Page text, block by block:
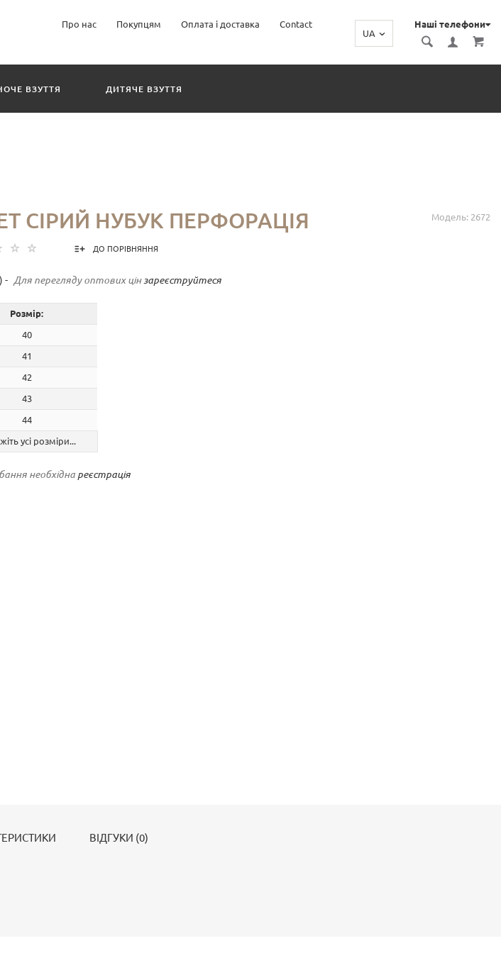
Наші телефони
UA
Про нас Покупцям Оплата і доставка Contact
ВЗУТТЯ ДИТЯЧЕ ВЗУТТЯ
Модель: 2672
СІРИЙ НУБУК ПЕРФОРАЦІЯ
ДО ПОРІВНЯННЯ
- Для перегляду оптових цін зареєструйтеся
Розмір:
40
41
42
43
44
усі розміри...
необхідна реєстрація
ВІДГУКИ (0)